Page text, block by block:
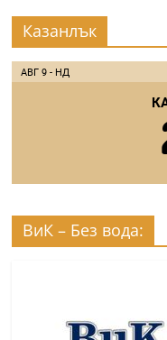
Казанлък
АВГ 9 - НД
ВиК – Без вода: